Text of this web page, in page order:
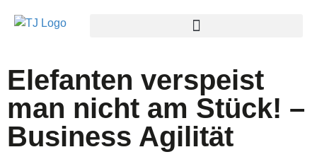
Elefanten verspeist
man nicht am Stück! –
Business Agilität